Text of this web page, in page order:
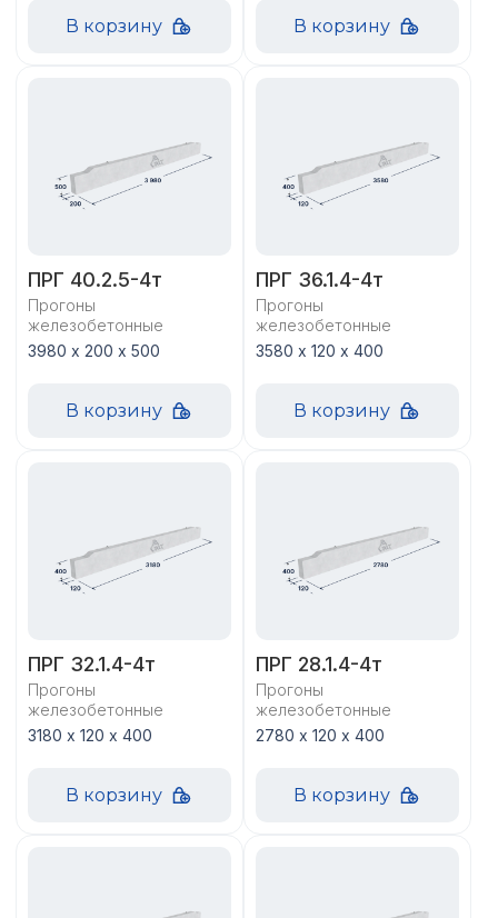
В корзину В корзину
ПРГ 40.2.5-4т
Прогоны
железобетонные
3980 х 200 х 500
В корзину
ПРГ 36.1.4-4т
Прогоны
железобетонные
3580 х 120 х 400
В корзину
ПРГ 32.1.4-4т
Прогоны
железобетонные
3180 х 120 х 400
В корзину
ПРГ 28.1.4-4т
Прогоны
железобетонные
2780 х 120 х 400
В корзину